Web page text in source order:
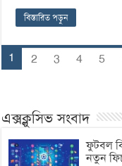
বিস্তারিত পড়ুন
1 2 3 4 5
এক্সক্লুসিভ সংবাদ
ফুটবল
নতুন